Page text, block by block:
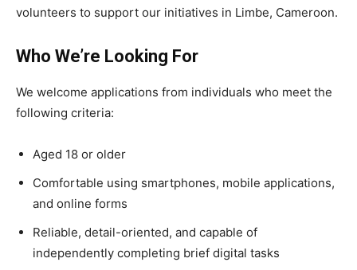
volunteers to support our initiatives in Limbe, Cameroon.
Who We’re Looking For
We welcome applications from individuals who meet the
following criteria:
Aged 18 or older
Comfortable using smartphones, mobile applications,
and online forms
Reliable, detail-oriented, and capable of
independently completing brief digital tasks